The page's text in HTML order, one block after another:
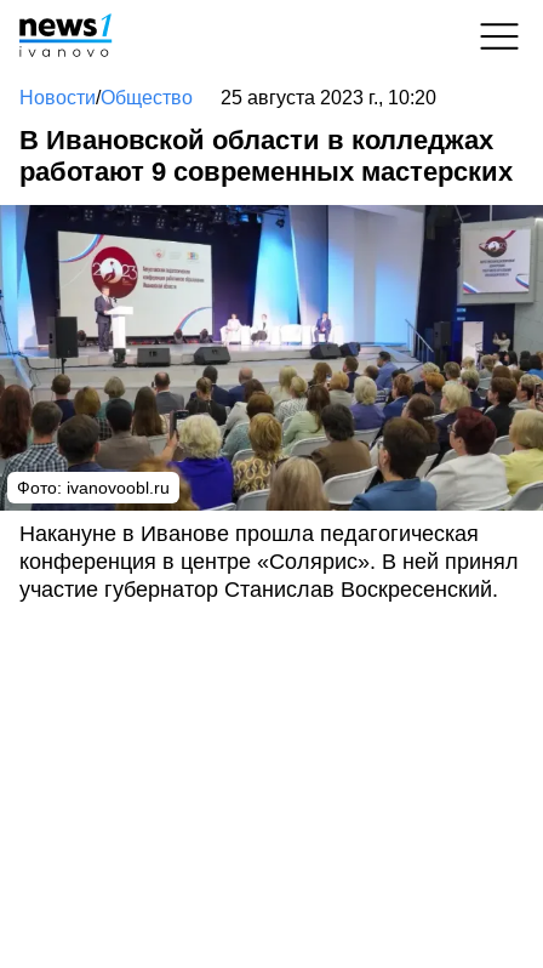
Новости/Общество 25 августа 2023 г., 10:20
В Ивановской области в колледжах
работают 9 современных мастерских
Фото: ivanovoobl.ru
Накануне в Иванове прошла педагогическая
конференция в центре «Солярис». В ней принял
участие губернатор Станислав Воскресенский.